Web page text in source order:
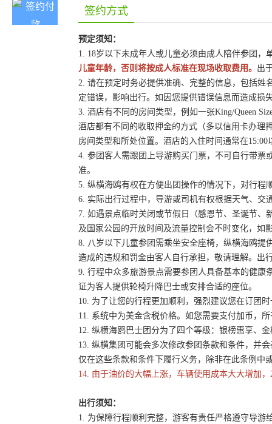
签约方式
预定须知：
1. 18岁以下未成年人或儿童必须由成人陪伴参团
儿童年龄，否则将按成人标准在现场收取费用。 出
2. 请在预定时务必提供准确、完整的信息，包括
定错误，影响出行。如因您提供错误信息而造成损
3. 酒店有不同的房间类型，例如一张King/Queen
酒店都有不同的收取押金的方式（多以信用卡办理
房间类型和所处位置。酒店的入住时间通常在15:00
4. 参团客人需跟团上导游购买门票，不可自行带票
准。
5. 纵横海鸥有权在方便出团操作的情况下，对行
6. 实际出行过程中，导游或司机有权根据天气、
7. 如遇景点临时关闭或节假日（感恩节、圣诞节
及国家公园的开放时间及流量控制会不时变化，如
8. 八岁以下儿童参团需乘坐安全座椅，纵横海鸥提
造成的违规和罚金由客人自行承担，敬请理解。出
9. 行程中众多旅游景点需要参团人具备基本的健
证为客人提供轮椅升降巴士或安排合适的座位。
10. 为了让您的行程更加顺利，强烈建议您在订团
11. 系统中为美金含税价格。如您需要支付加币，
12. 纵横海鸥巴士团分为了四个等级：银榜惠享、
13. 纵横集团可能会多次修改参团条款和条件，并
仅在这些条款和条件下履行义务，除非在此条例中
14. 由于油价的大幅上涨，车辆使用成本大大增加
出行须知：
1. 为保障行程顺利完整，游客有责任严格遵守导